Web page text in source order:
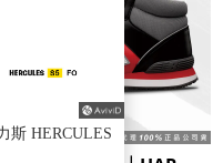
有限公司
斯 HERCULES